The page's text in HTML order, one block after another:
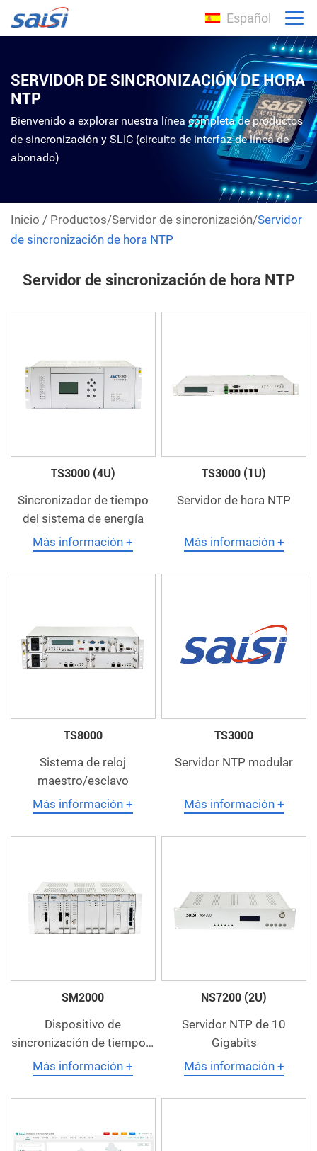
Español
SERVIDOR DE SINCRONIZACIÓN DE HORA
NTP
Bienvenido a explorar nuestra línea completa de productos
de sincronización y SLIC (circuito de interfaz de línea de
abonado)
Inicio / Productos/Servidor de sincronización/Servidor
de sincronización de hora NTP
Servidor de sincronización de hora NTP
TS3000 (4U)
Sincronizador de tiempo
del sistema de energía
Más información +
TS3000 (1U)
Servidor de hora NTP
Más información +
TS8000
Sistema de reloj
maestro/esclavo
Más información +
TS3000
Servidor NTP modular
Más información +
SM2000
Dispositivo de
sincronización de tiempo y
frecuencia/Dispositivo de
sincronización de
red/Dispositivo de bits
Más información +
NS7200 (2U)
Servidor NTP de 10
Gigabits
Más información +